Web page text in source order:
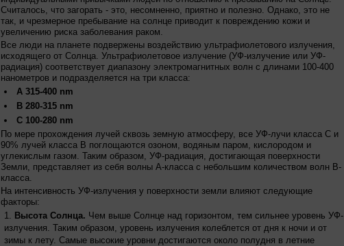
Считалось, что загорать - это, несомненно, приятно и полезно. Однако, это не
так, и чрезмерное пребывание на солнце приводит к повреждению кожи и
увеличению риска заболевания раком.
Все люди на планете подвержены воздействию ультрафиолетового излучения,
исходящего от Солнца. Ультрафиолетовое излучение (УФ-излучение или УФ-
радиация) соответствует диапазону электромагнитных волн с длинами 100-400
нанометров и подразделяется на три класса:
A 315-400 nm
B 280-315 nm
C 100-280 nm
По мере прохождения лучей сквозь земную атмосферу, все УФ-лучи класса C и
90% лучей класса B поглощаются озоном, водяным паром, кислородом и
углекислым газом. Таким образом, УФ-радиация, достигающая поверхности
Земли, представляет из себя волны А-класса с небольшим количеством волн В-
класса.
На интенсивность УФ-излучения у поверхности земли влияют следующие
факторы:
Высота Солнца. Чем выше Солнце над горизонтом, тем сильнее уровень УФ-
излучения. Таким образом, уровень излучения колеблется от дня к ночи и от
зимы к лету. Самые высокие уровни достигаются около полудня в летние